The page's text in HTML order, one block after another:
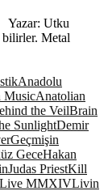
Yazar: Utku
Metal
Anadolu
MusicAnatolian
the VeilBrain
SunlightDemir
Geçmişin
GeceHakan
Judas PriestKill
Live MMXIVLivin